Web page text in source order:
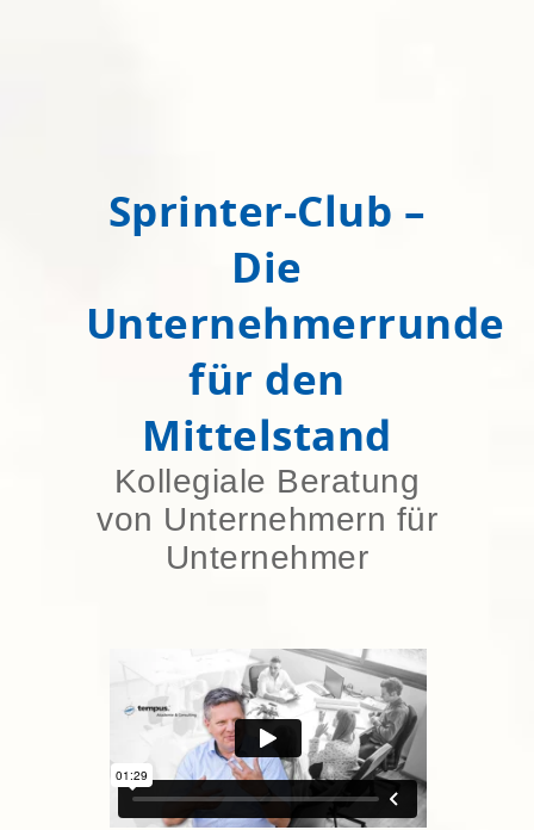
Sprinter-Club –
Die
Unternehmerrunde
für den
Mittelstand
Kollegiale Beratung
von Unternehmern für
Unternehmer